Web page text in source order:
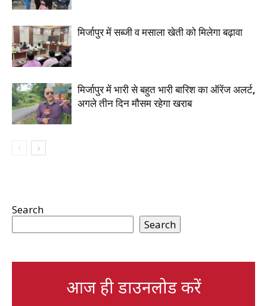
मिर्जापुर में सब्जी व मसाला खेती को मिलेगा बढ़ावा
मिर्जापुर में भारी से बहुत भारी बारिश का ऑरेंज अलर्ट,
अगले तीन दिन मौसम रहेगा खराब
Search
Search
आज ही डाउनलोड करें